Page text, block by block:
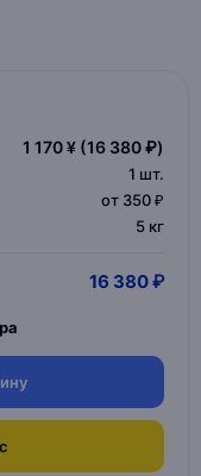
1 170 ¥ (16 380 ₽)
1 шт.
от 350 ₽
5 кг
16 380 ₽